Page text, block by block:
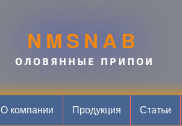
NMSNAB
ОЛОВЯННЫЕ ПРИПОИ
О компании Продукция Статьи